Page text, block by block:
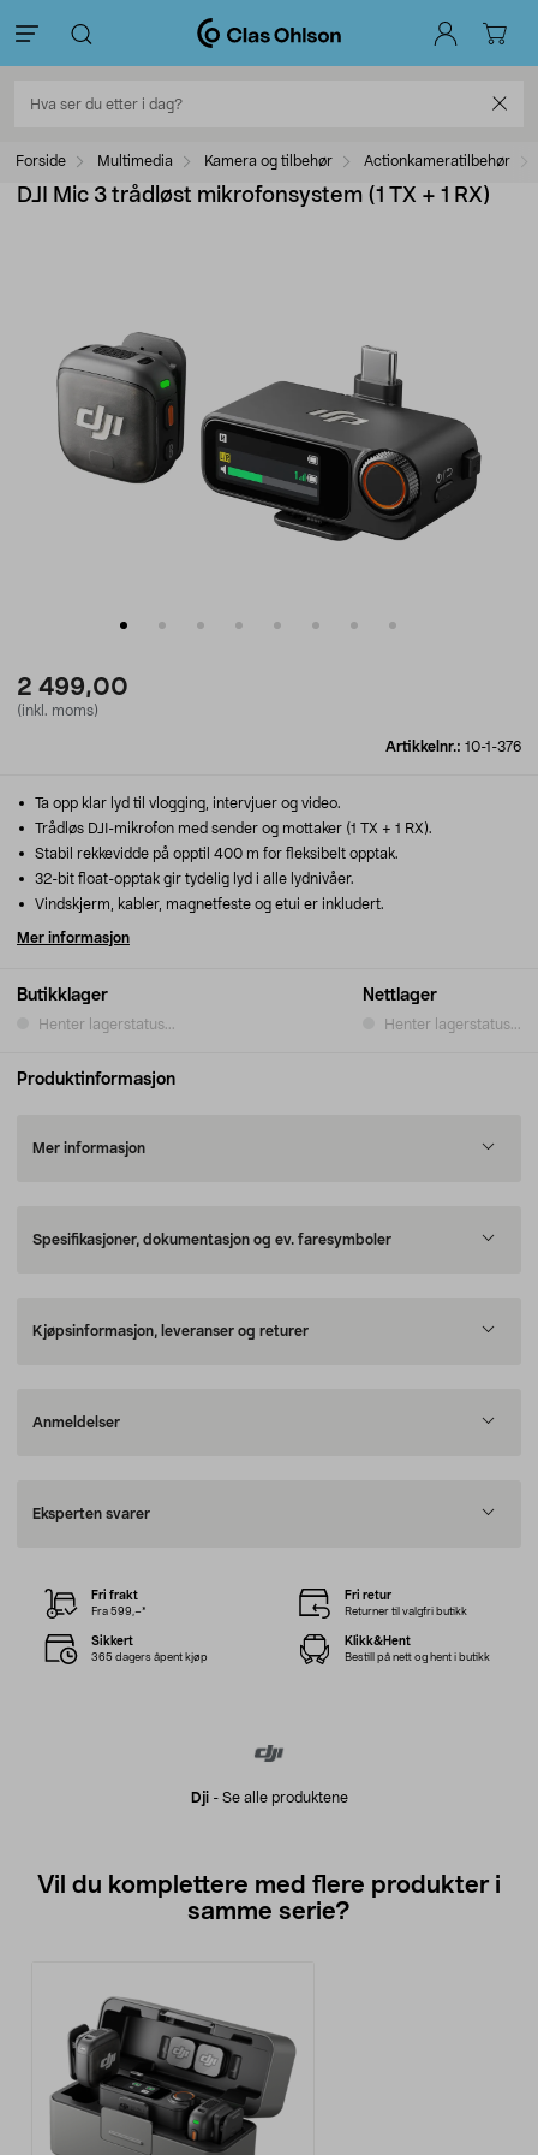
Forside Multimedia Kamera og tilbehør Actionkameratilbehør
DJI Mic 3 trådløst mikrofonsystem (1 TX + 1 RX)
2 499,00
(inkl. moms)
Artikkelnr.: 10-1-376
Butikklager
Henter lagerstatus...
Nettlager
Henter lagerstatus...
Ta opp klar lyd til vlogging, intervjuer og video.
Trådløs DJI-mikrofon med sender og mottaker (1 TX + 1 RX).
Stabil rekkevidde på opptil 400 m for fleksibelt opptak.
32-bit float-opptak gir tydelig lyd i alle lydnivåer.
Vindskjerm, kabler, magnetfeste og etui er inkludert.
Mer informasjon
Produktinformasjon
Mer informasjon
Spesifikasjoner, dokumentasjon og ev. faresymboler
Kjøpsinformasjon, leveranser og returer
Anmeldelser
Eksperten svarer
Dji- Se alle produktene
Fri frakt
Fra 599,–*
Fri retur
Returner til valgfri butikk
Sikkert
365 dagers åpent kjøp
Klikk&Hent
Bestill på nett og hent i butikk
Vil du komplettere med flere produkter i
samme serie?